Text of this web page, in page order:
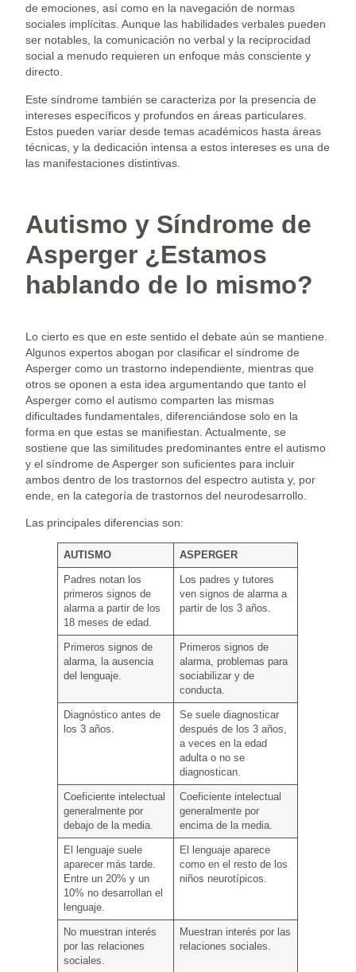
de emociones, así como en la navegación de normas
sociales implícitas. Aunque las habilidades verbales pueden
ser notables, la comunicación no verbal y la reciprocidad
social a menudo requieren un enfoque más consciente y
directo.
Este síndrome también se caracteriza por la presencia de
intereses específicos y profundos en áreas particulares.
Estos pueden variar desde temas académicos hasta áreas
técnicas, y la dedicación intensa a estos intereses es una de
las manifestaciones distintivas.
Autismo y Síndrome de
Asperger ¿Estamos
hablando de lo mismo?
Lo cierto es que en este sentido el debate aún se mantiene.
Algunos expertos abogan por clasificar el síndrome de
Asperger como un trastorno independiente, mientras que
otros se oponen a esta idea argumentando que tanto el
Asperger como el autismo comparten las mismas
dificultades fundamentales, diferenciándose solo en la
forma en que estas se manifiestan. Actualmente, se
sostiene que las similitudes predominantes entre el autismo
y el síndrome de Asperger son suficientes para incluir
ambos dentro de los trastornos del espectro autista y, por
ende, en la categoría de trastornos del neurodesarrollo.
Las principales diferencias son:
AUTISMO ASPERGER
Padres notan los
primeros signos de
alarma a partir de los
18 meses de edad.
Los padres y tutores
ven signos de alarma a
partir de los 3 años.
Primeros signos de
alarma, la ausencia
del lenguaje.
Primeros signos de
alarma, problemas para
sociabilizar y de
conducta.
Diagnóstico antes de
los 3 años.
Se suele diagnosticar
después de los 3 años,
a veces en la edad
adulta o no se
diagnostican.
Coeficiente intelectual
generalmente por
debajo de la media.
Coeficiente intelectual
generalmente por
encima de la media.
El lenguaje suele
aparecer más tarde.
Entre un 20% y un
10% no desarrollan el
lenguaje.
El lenguaje aparece
como en el resto de los
niños neurotípicos.
No muestran interés
por las relaciones
sociales.
Muestran interés por las
relaciones sociales.